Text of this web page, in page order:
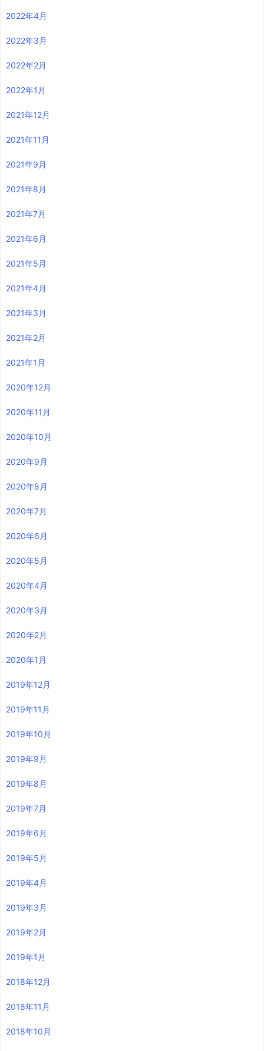
2022年4月
2022年3月
2022年2月
2022年1月
2021年12月
2021年11月
2021年9月
2021年8月
2021年7月
2021年6月
2021年5月
2021年4月
2021年3月
2021年2月
2021年1月
2020年12月
2020年11月
2020年10月
2020年9月
2020年8月
2020年7月
2020年6月
2020年5月
2020年4月
2020年3月
2020年2月
2020年1月
2019年12月
2019年11月
2019年10月
2019年9月
2019年8月
2019年7月
2019年6月
2019年5月
2019年4月
2019年3月
2019年2月
2019年1月
2018年12月
2018年11月
2018年10月